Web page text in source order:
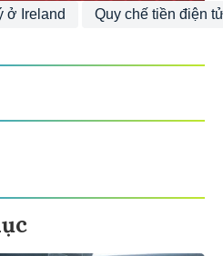
ở Ireland Quy chế tiền điện